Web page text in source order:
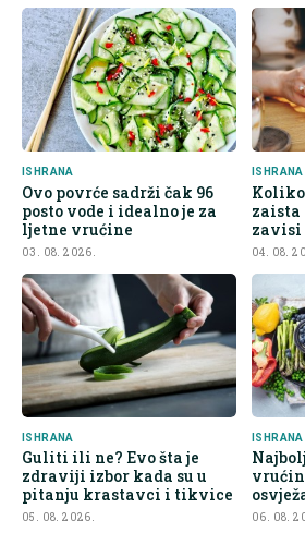
ISHRANA
Ovo povrće sadrži čak 96
posto vode i idealno je za
ljetne vrućine
03. 08. 2026.
ISHRANA
zaista
zavisi
04. 08.
ISHRANA
Guliti ili ne? Evo šta je
zdraviji izbor kada su u
pitanju krastavci i tikvice
05. 08. 2026.
ISHRANA
06. 08.